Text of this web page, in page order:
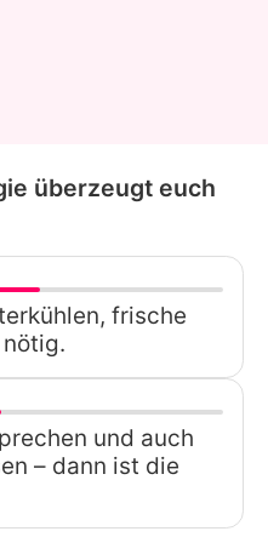
überzeugt euch
frische
und auch
– dann ist die